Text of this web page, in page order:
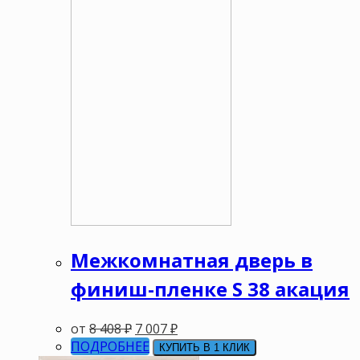
Межкомнатная дверь в
финиш-пленке S 38 акация
от 8 408₽ 7 007₽
ПОДРОБНЕЕ
КУПИТЬ В 1 КЛИК